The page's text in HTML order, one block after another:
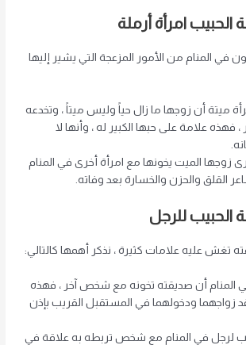
الحبيب امرأة أرملة
في المنام من الأمور المزعجة التي يشير إليها
ميتة أن زوجها ما زال حياً وليس ميتاً ، وتخدعه
علامة على حبها الكبير له ، وأنها لا
زوجها الميت يخونها مع امرأة أخرى في المنام
القلق والحزن والخسارة بعد وفاته.
الحبيب للرجل
تغش عليه علامات كثيرة ، نذكر أهمها كالتالي:
المنام أن صديقته تخونه مع شخص آخر ، فهذه
زواجهما ودخولهما في المستقبل القريب بإذن
لرجل في المنام مع شخص تربطه به علاقة في